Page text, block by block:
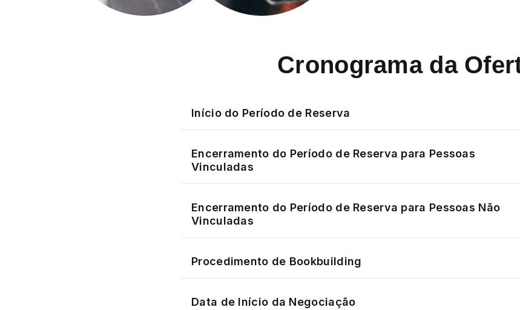
Cronograma da
Início do Período de Reserva
Encerramento do Período de Reserva para Pessoas
Vinculadas
Encerramento do Período de Reserva para Pessoas Não
Vinculadas
Procedimento de Bookbuilding
Data de Início da Negociação